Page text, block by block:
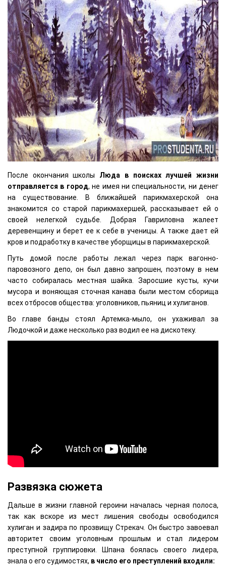
После окончания школы Люда в поисках лучшей жизни
отправляется в город, не имея ни специальности, ни денег
на существование. В ближайшей парикмахерской она
знакомится со старой парикмахершей, рассказывает ей о
своей нелегкой судьбе. Добрая Гавриловна жалеет
деревенщину и берет ее к себе в ученицы. А также дает ей
кров и подработку в качестве уборщицы в парикмахерской.
Путь домой после работы лежал через парк вагонно-
паровозного депо, он был давно запрошен, поэтому в нем
часто собиралась местная шайка. Заросшие кусты, кучи
мусора и воняющая сточная канава были местом сборища
всех отбросов общества: уголовников, пьяниц и хулиганов.
Во главе банды стоял Артемка-мыло, он ухаживал за
Людочкой и даже несколько раз водил ее на дискотеку.
Развязка сюжета
Дальше в жизни главной героини началась черная полоса,
так как вскоре из мест лишения свободы освободился
хулиган и задира по прозвищу Стрекач. Он быстро завоевал
авторитет своим уголовным прошлым и стал лидером
преступной группировки. Шпана боялась своего лидера,
знала о его судимостях, в число его преступлений входили: